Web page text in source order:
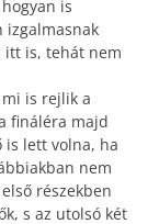
is
izgalmasnak
itt is, tehát nem
is rejlik a
fináléra majd
is lett volna, ha
nem
részekben
s az utolsó két